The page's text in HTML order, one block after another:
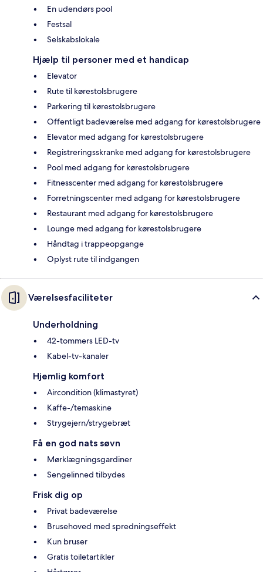
En udendørs pool
Festsal
Selskabslokale
Hjælp til personer med et handicap
Elevator
Rute til kørestolsbrugere
Parkering til kørestolsbrugere
Offentligt badeværelse med adgang for kørestolsbrugere
Elevator med adgang for kørestolsbrugere
Registreringsskranke med adgang for kørestolsbrugere
Pool med adgang for kørestolsbrugere
Fitnesscenter med adgang for kørestolsbrugere
Forretningscenter med adgang for kørestolsbrugere
Restaurant med adgang for kørestolsbrugere
Lounge med adgang for kørestolsbrugere
Håndtag i trappeopgange
Oplyst rute til indgangen
Værelsesfaciliteter
Underholdning
42-tommers LED-tv
Kabel-tv-kanaler
Hjemlig komfort
Aircondition (klimastyret)
Kaffe-/temaskine
Strygejern/strygebræt
Få en god nats søvn
Mørklægningsgardiner
Sengelinned tilbydes
Frisk dig op
Privat badeværelse
Brusehoved med spredningseffekt
Kun bruser
Gratis toiletartikler